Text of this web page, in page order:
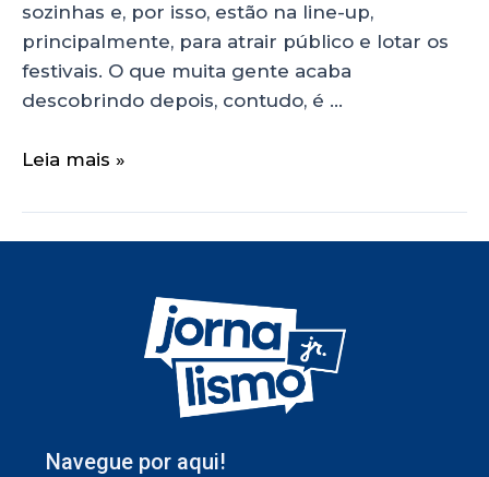
sozinhas e, por isso, estão na line-up,
principalmente, para atrair público e lotar os
festivais. O que muita gente acaba
descobrindo depois, contudo, é …
Leia mais »
Navegue por aqui!